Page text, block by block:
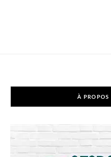
À PROPOS